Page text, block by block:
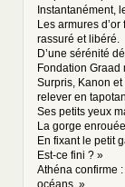
Instantanément,
Les armures
rassuré et libéré.
D’une sérénité
Fondation
Surpris, Kanon
relever en
Ses petits yeux
La gorge
En fixant le petit
Est-ce fini ? »
Athéna confirme